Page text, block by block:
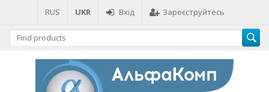
RUS UKR Вхід Зареєструйтесь